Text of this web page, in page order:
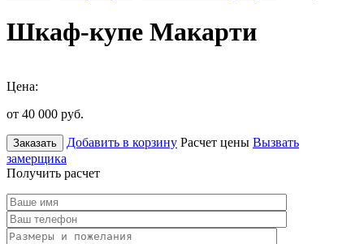
Шкаф-купе Макарти
Цена:
от 40 000 руб.
Заказать Добавить в корзину Расчет цены Вызвать
замерщика
Получить расчет